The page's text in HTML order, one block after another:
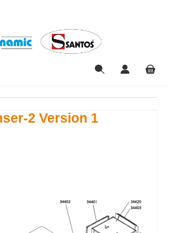
2 Version 1